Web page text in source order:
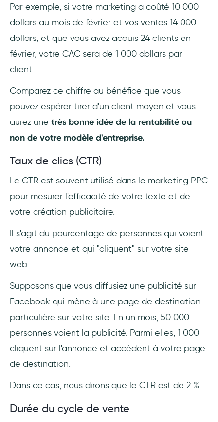
Par exemple, si votre marketing a coûté 10 000
dollars au mois de février et vos ventes 14 000
dollars, et que vous avez acquis 24 clients en
février, votre CAC sera de 1 000 dollars par
client.
Comparez ce chiffre au bénéfice que vous
pouvez espérer tirer d'un client moyen et vous
aurez une très bonne idée de la rentabilité ou
non de votre modèle d'entreprise.
Taux de clics (CTR)
Le CTR est souvent utilisé dans le marketing PPC
pour mesurer l'efficacité de votre texte et de
votre création publicitaire.
Il s'agit du pourcentage de personnes qui voient
votre annonce et qui "cliquent" sur votre site
web.
Supposons que vous diffusiez une publicité sur
Facebook qui mène à une page de destination
particulière sur votre site. En un mois, 50 000
personnes voient la publicité. Parmi elles, 1 000
cliquent sur l'annonce et accèdent à votre page
de destination.
Dans ce cas, nous dirons que le CTR est de 2 %.
Durée du cycle de vente